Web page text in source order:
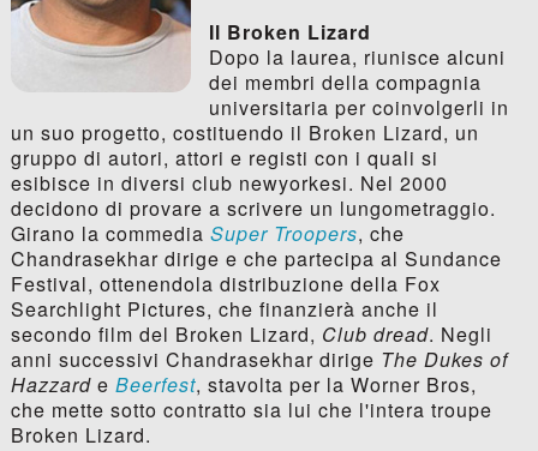
Il Broken Lizard
Dopo la laurea, riunisce alcuni
dei membri della compagnia
universitaria per coinvolgerli in
un suo progetto, costituendo il Broken Lizard, un
gruppo di autori, attori e registi con i quali si
esibisce in diversi club newyorkesi. Nel 2000
decidono di provare a scrivere un lungometraggio.
Girano la commedia Super Troopers, che
Chandrasekhar dirige e che partecipa al Sundance
Festival, ottenendola distribuzione della Fox
Searchlight Pictures, che finanzierà anche il
secondo film del Broken Lizard, Club dread. Negli
anni successivi Chandrasekhar dirige The Dukes of
Hazzarde Beerfest, stavolta per la Worner Bros,
che mette sotto contratto sia lui che l'intera troupe
Broken Lizard.